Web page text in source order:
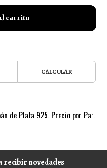
carrito
CALCULAR
de Plata 925. Precio por Par.
recibir novedades